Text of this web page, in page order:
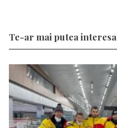
Te-ar mai putea interesa